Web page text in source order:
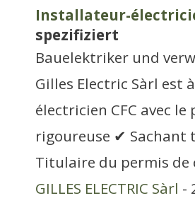
Installateur-
spezifiziert
Bauelektriker und
Gilles Electric Sàrl est
électricien CFC avec
rigoureuse ✔
Titulaire du permis de
GILLES ELECTRIC Sàrl -